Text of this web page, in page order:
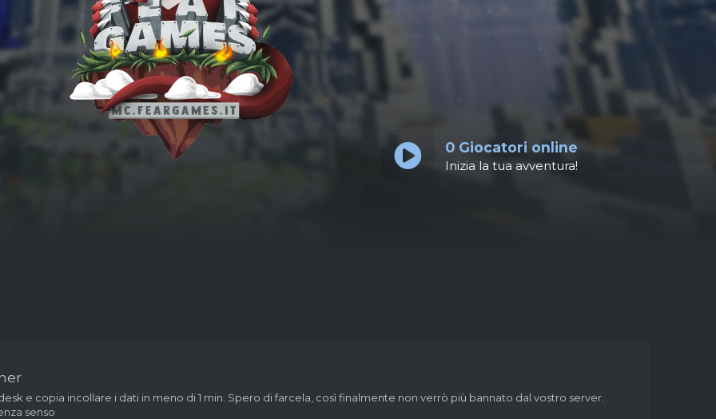
0 Giocatori online
Inizia la tua avventura!
e copia incollare i dati in meno di 1 min. Spero di farcela, così finalmente non verrò più bannato dal vostro server.
senso